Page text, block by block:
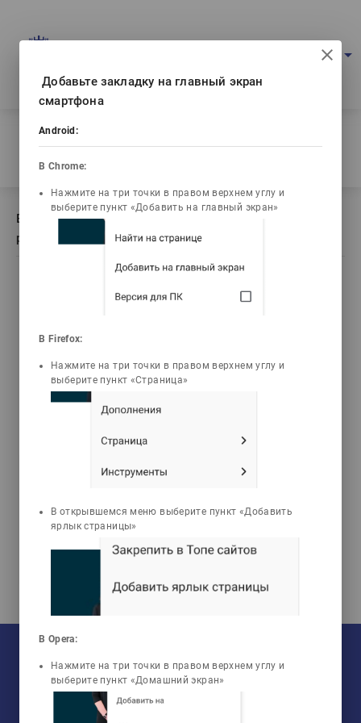
Eng arrow_drop_down
Home
/
Book description Системы производства и распределения
энергоносителей
Book description Системы производства и
распределения энергоносителей
Contents
library_books video_library
3d_rotation
3D Animations
emoji_objects live_help
Маралгуль Борамбаевна
распределения
На текущий момент:
У нас обучается960групп
Зарегистрировано50759 пользователей
Просмотрено456805
Мы в соцсетях:
Добавьте закладку на главный экран
смартфона
Android:
В Chrome:
Нажмите на три точки в правом верхнем углу и
выберите пункт «Добавить на главный экран»
В Firefox:
Нажмите на три точки в правом верхнем углу и
выберите пункт «Страница»
В открывшемся меню выберите пункт «Добавить
ярлык страницы»
В Opera:
Нажмите на три точки в правом верхнем углу и
выберите пункт «Домашний экран»